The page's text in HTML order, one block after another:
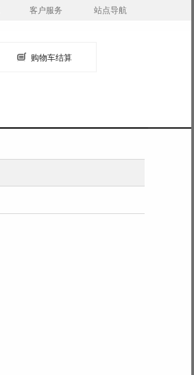
客户服务 站点导航
购物车结算